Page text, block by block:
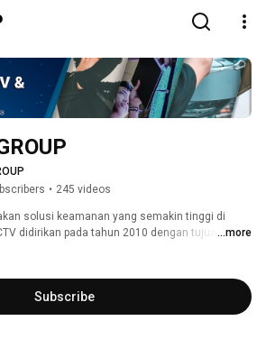
• 245 videos
solusi keamanan yang semakin tinggi di
didirikan pada tahun 2010 dengan tujuan
oleh beberapa orang yang memiliki
keamanan dan teknologi muktahir lainnya.
GSI CCTV terus bertumbuh dan
adopsi teknologi terbaru
...more
Subscribe